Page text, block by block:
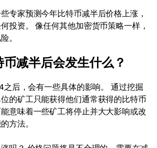
专家预测今年比特币减半后价格上涨，
投资。 像任何其他加密货币策略一样，
。
减半后会发生什么？
后，会有一些具体的影响。 通过挖掘
的矿工只能获得他们通常获得的比特币
意味着一些矿工将停止并大大影响或改
方法。